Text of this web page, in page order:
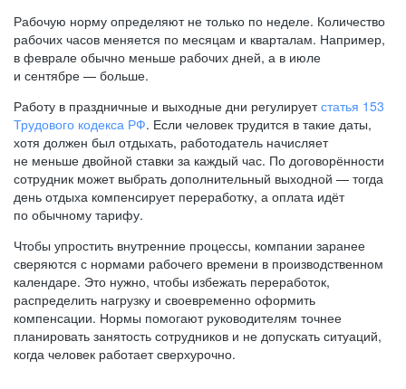
Рабочую норму определяют не только по неделе. Количество
рабочих часов меняется по месяцам и кварталам. Например,
в феврале обычно меньше рабочих дней, а в июле
и сентябре — больше.
Работу в праздничные и выходные дни регулируетстатья 153
Трудового кодекса РФ. Если человек трудится в такие даты,
хотя должен был отдыхать, работодатель начисляет
не меньше двойной ставки за каждый час. По договорённости
сотрудник может выбрать дополнительный выходной — тогда
день отдыха компенсирует переработку, а оплата идёт
по обычному тарифу.
Чтобы упростить внутренние процессы, компании заранее
сверяются с нормами рабочего времени в производственном
календаре. Это нужно, чтобы избежать переработок,
распределить нагрузку и своевременно оформить
компенсации. Нормы помогают руководителям точнее
планировать занятость сотрудников и не допускать ситуаций,
когда человек работает сверхурочно.